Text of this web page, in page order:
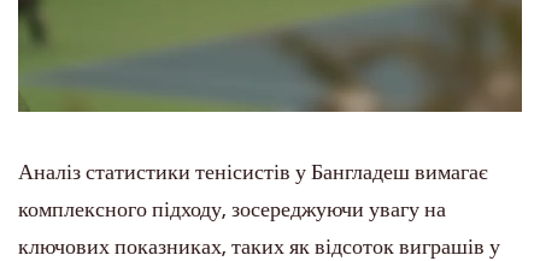
Аналіз статистики тенісистів у Бангладеш вимагає
комплексного підходу, зосереджуючи увагу на
ключових показниках, таких як відсоток виграшів у